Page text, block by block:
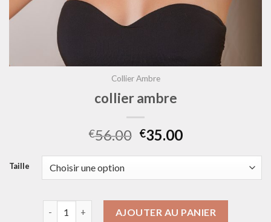
Collier Ambre
collier ambre
€56.00 €35.00
Taille
AJOUTER AU PANIER